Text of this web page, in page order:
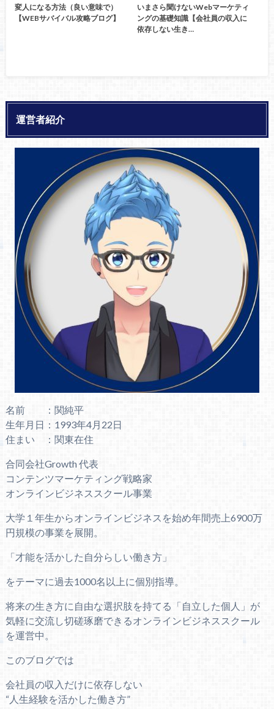
変人になる方法（良い意味で）
【WEBサバイバル攻略ブログ】
いまさら聞けないWebマーケティ
ングの基礎知識【会社員の収入に
依存しない生き…
運営者紹介
名前 ：関純平
生年月日：1993年4月22日
住まい ：関東在住
合同会社Growth 代表
コンテンツマーケティング戦略家
オンラインビジネススクール事業
大学１年生からオンラインビジネスを始め年間売上6900万
円規模の事業を展開。
「才能を活かした自分らしい働き方」
をテーマに過去1000名以上に個別指導。
将来の生き方に自由な選択肢を持てる「自立した個人」が
気軽に交流し切磋琢磨できるオンラインビジネススクール
を運営中。
このブログでは
会社員の収入だけに依存しない
“人生経験を活かした働き方”